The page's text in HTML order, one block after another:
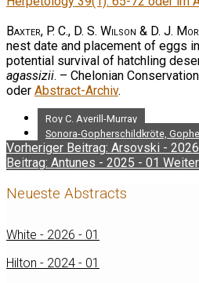
Baxter, P. C., D. S. Wilson & D. J.
nest date and placement of eggs
potential survival of hatchling
agassizii. – Chelonian
oder Abstract-Archiv.
Roy C. Averill-Murray
Sonora-Gopherschildkröte,
Vorheriger Beitrag: Arsovski -
Beitrag: Antunes - 2025 - 01 Weiter
Neueste Abstracts
White - 2026 - 01
Hilton - 2024 - 01